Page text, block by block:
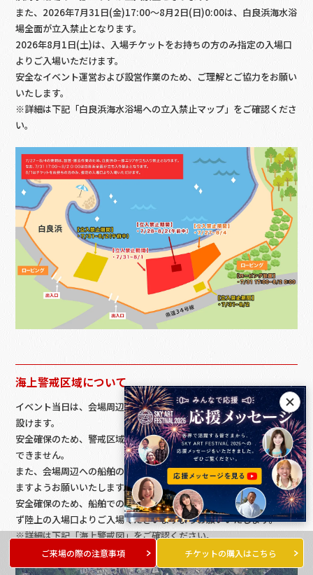
また、2026年7月31日(金)17:00～8月2日(日)0:00は、白良浜海水浴
場全面が立入禁止となります。
2026年8月1日(土)は、入場チケットをお持ちの方のみ指定の入場口
よりご入場いただけます。
安全なイベント運営および設営作業のため、ご理解とご協力をお願い
いたします。
※詳細は下記「白良浜海水浴場への立入禁止マップ」をご確認くださ
い。
海上警戒区域について
イベント当日は、会場周辺海域において花火打上げに伴う警戒区域を
設けます。
安全確保のため、警戒区域内への船舶の進入および海上からの観覧は
できません。
また、会場周辺への船舶の係留や停泊につきましてもご遠慮ください
ますようお願いいたします。
安全確保のため、船舶でのご来場はご遠慮いただき、ご来場の際は必
ず陸上の入場口よりご入場くださいますようお願いいたします。
※詳細は下記「海上警戒図」をご確認ください。
ご来場の際の注意事項 チケットの購入はこちら